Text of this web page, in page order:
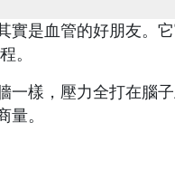
實是血管的好朋友。
。
一樣，壓力全打在腦
量。